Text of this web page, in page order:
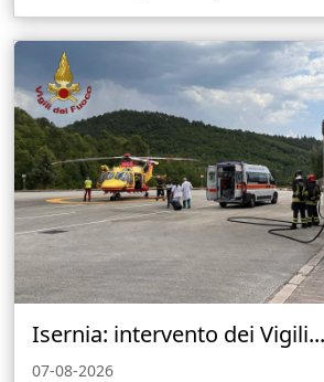
Isernia: intervento dei Vigili...
07-08-2026